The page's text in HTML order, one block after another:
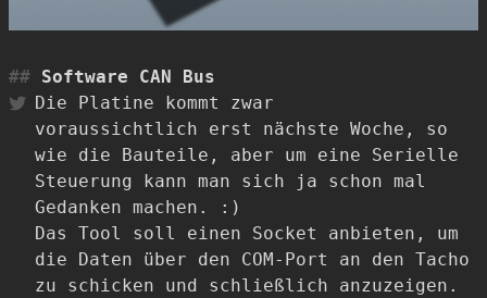
Software CAN Bus
Die Platine kommt zwar
voraussichtlich erst nächste Woche, so
wie die Bauteile, aber um eine Serielle
Steuerung kann man sich ja schon mal
Gedanken machen. :)
Das Tool soll einen Socket anbieten, um
die Daten über den COM-Port an den Tacho
zu schicken und schließlich anzuzeigen.